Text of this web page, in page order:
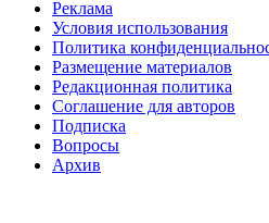
Реклама
Условия использования
Политика
Размещение материалов
Редакционная политика
Соглашение для авторов
Подписка
Вопросы
Архив